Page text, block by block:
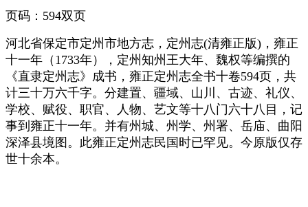
页码：594双页
河北省保定市定州市地方志，定州志(清雍正版)，雍正
十一年（1733年），定州知州王大年、魏权等编撰的
《直隶定州志》成书，雍正定州志全书十卷594页，共
计三十万六千字。分建置、疆域、山川、古迹、礼仪、
学校、赋役、职官、人物、艺文等十八门六十八目，记
事到雍正十一年。并有州城、州学、州署、岳庙、曲阳
深泽县境图。此雍正定州志民国时已罕见。今原版仅存
世十余本。